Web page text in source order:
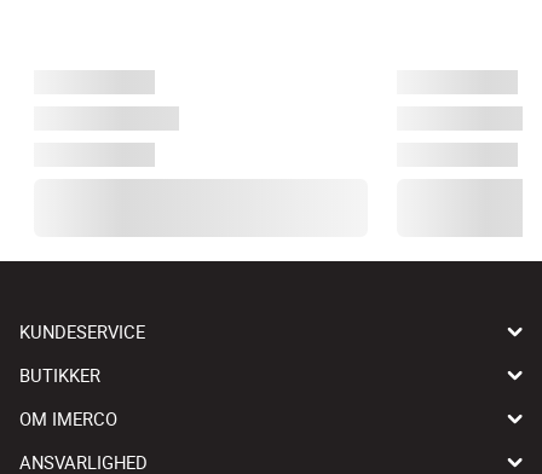
KUNDESERVICE
BUTIKKER
OM IMERCO
ANSVARLIGHED